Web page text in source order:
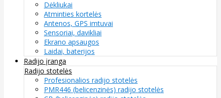
Dėkliukai
Atminties kortelės
Antenos, GPS imtuvai
Sensoriai, davikliai
Ekrano apsaugos
Laidai, baterijos
Radijo įranga
Radijo stotelės
Profesionalios radijo stotelės
PMR446 (belicenzinės) radijo stotelės